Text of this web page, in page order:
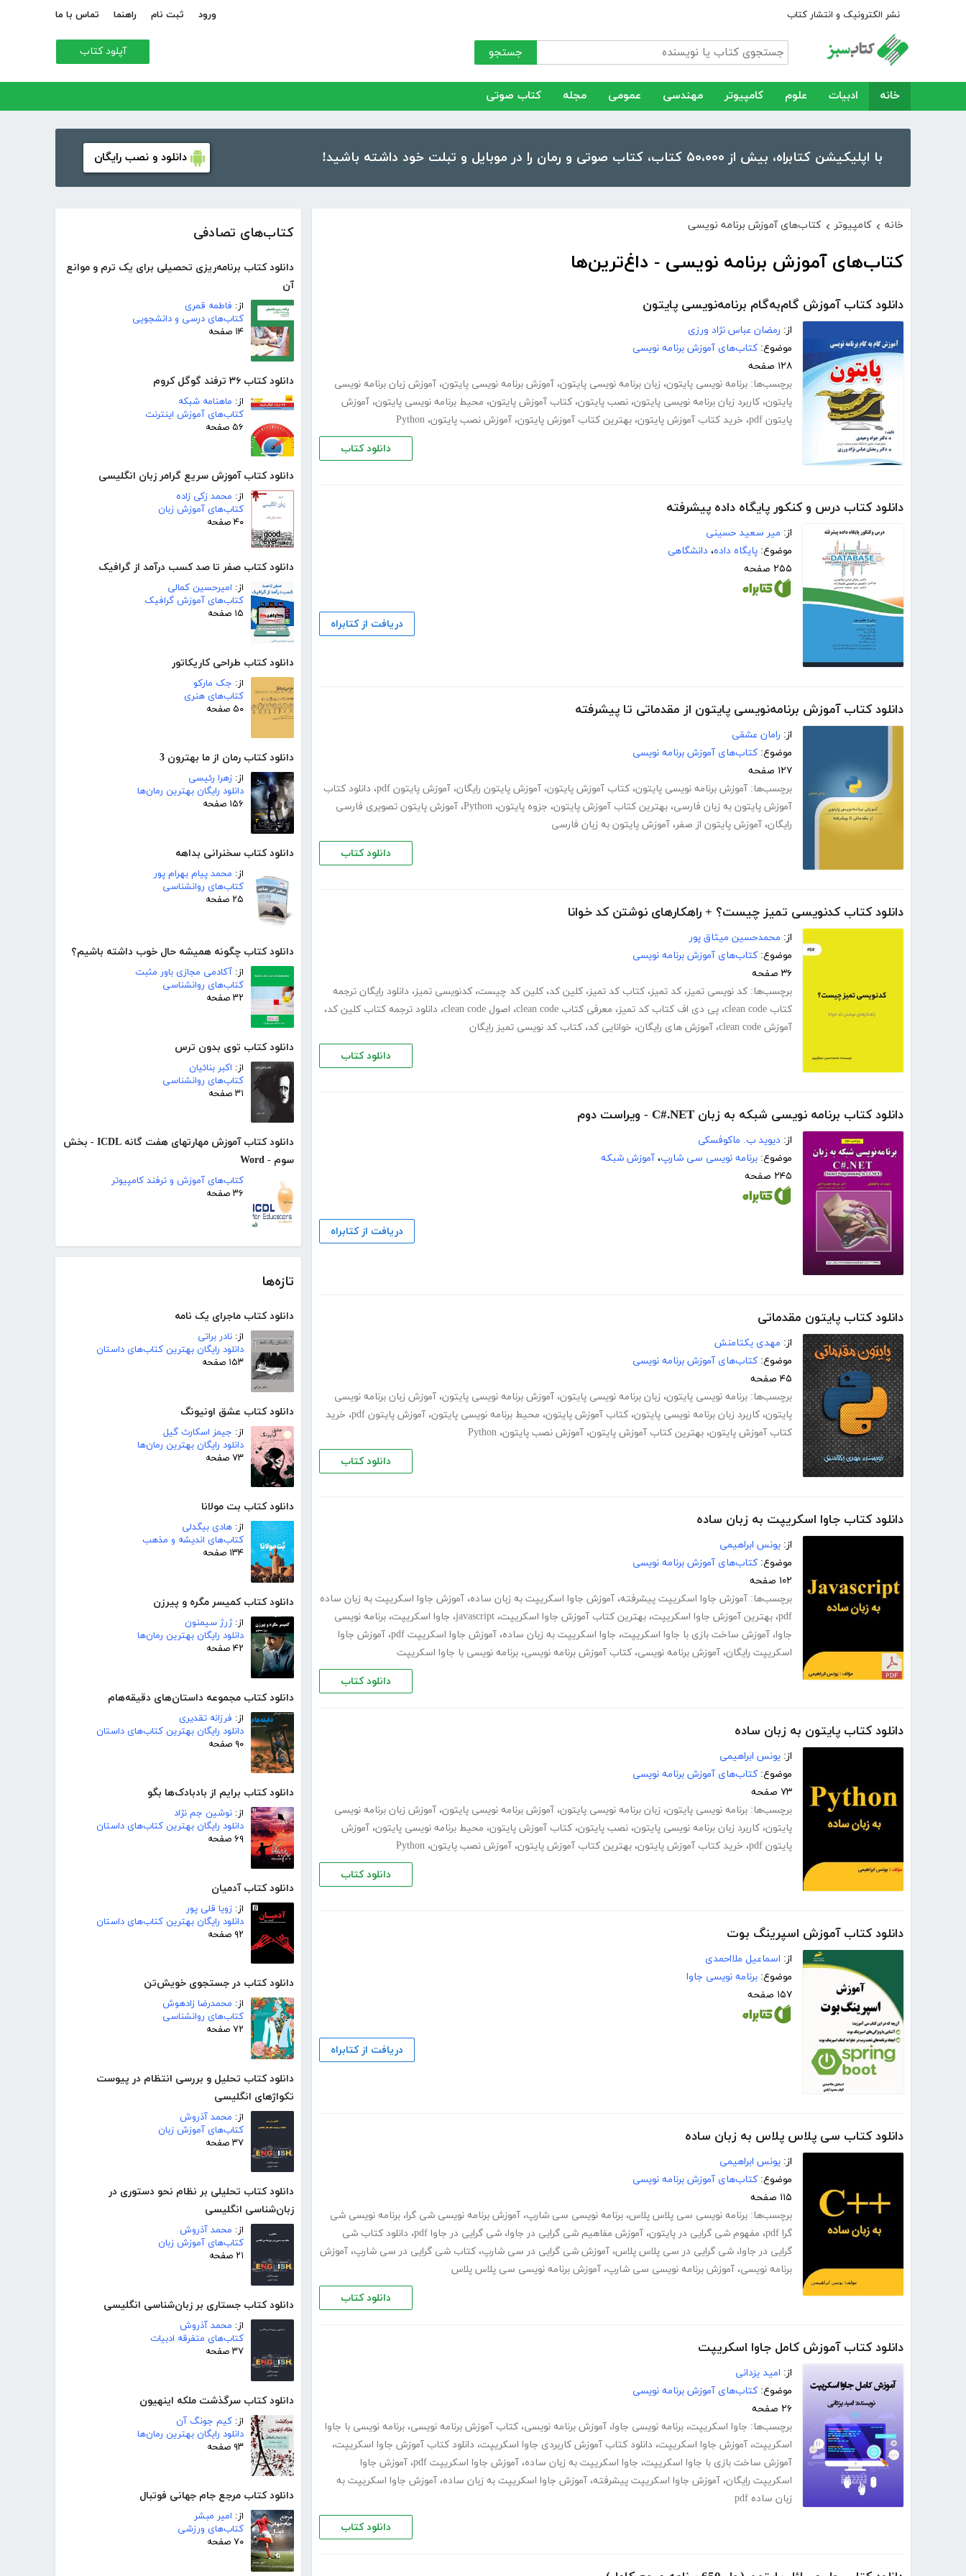
نشر الکترونیک و انتشار کتاب ورود ثبت نام راهنما تماس با ما
جستجو آپلود کتاب
خانه ادبیات علوم کامپیوتر مهندسی عمومی مجله کتاب صوتی
با اپلیکیشن کتابراه، بیش از ۵۰،۰۰۰ کتاب، کتاب صوتی و رمان را در موبایل و تبلت خود داشته باشید! دانلود و نصب رایگان
کتاب‌های تصادفی
دانلود کتاب برنامه‌ریزی تحصیلی برای یک ترم و موانع
آن
از: فاطمه قمری
کتاب‌های درسی و دانشجویی
۱۴ صفحه
دانلود کتاب ۳۶ ترفند گوگل کروم
از: ماهنامه شبکه
کتاب‌های آموزش اینترنت
۵۶ صفحه
دانلود کتاب آموزش سریع گرامر زبان انگلیسی
از: محمد زکی زاده
کتاب‌های آموزش زبان
۴۰ صفحه
دانلود کتاب صفر تا صد کسب درآمد از گرافیک
از: امیرحسین کمالی
کتاب‌های آموزش گرافیک
۱۵ صفحه
دانلود کتاب طراحی کاریکاتور
از: جک مارکو
کتاب‌های هنری
۵۰ صفحه
دانلود کتاب رمان از ما بهترون 3
از: زهرا رئیسی
دانلود رایگان بهترین رمان‌ها
۱۵۶ صفحه
دانلود کتاب سخنرانی بداهه
از: محمد پیام بهرام پور
کتاب‌های روانشناسی
۲۵ صفحه
دانلود کتاب چگونه همیشه حال خوب داشته باشیم؟
از: آکادمی مجازی باور مثبت
کتاب‌های روانشناسی
۳۲ صفحه
دانلود کتاب توی بدون ترس
از: اکبر بنائیان
کتاب‌های روانشناسی
۳۱ صفحه
دانلود کتاب آموزش مهارتهای هفت گانه ICDL - بخش
سوم - Word
کتاب‌های آموزش و ترفند کامپیوتر
۳۶ صفحه
تازه‌ها
دانلود کتاب ماجرای یک نامه
از: نادر براتی
دانلود رایگان بهترین کتاب‌های داستان
۱۵۳ صفحه
دانلود کتاب عشق اونیونگ
از: جیمز اسکارث گیل
دانلود رایگان بهترین رمان‌ها
۷۳ صفحه
دانلود کتاب بت مولانا
از: هادی بیگدلی
کتاب‌های اندیشه و مذهب
۱۳۴ صفحه
دانلود کتاب کمیسر مگره و پیرزن
از:ژرژ سیمنون
دانلود رایگان بهترین رمان‌ها
۴۲ صفحه
دانلود کتاب مجموعه داستان‌های دقیقه‌هام
از: فرزانه تقدیری
دانلود رایگان بهترین کتاب‌های داستان
۹۰ صفحه
دانلود کتاب برایم از بادبادک‌ها بگو
از: نوشین جم نژاد
دانلود رایگان بهترین کتاب‌های داستان
۶۹ صفحه
دانلود کتاب آدمیان
از: زویا قلی پور
دانلود رایگان بهترین کتاب‌های داستان
۹۲ صفحه
دانلود کتاب در جستجوی خویش‌تن
از: محمدرضا زادهوش
کتاب‌های روانشناسی
۷۲ صفحه
دانلود کتاب تحلیل و بررسی انتظام در پیوست
تکواژهای انگلیسی
از: محمد آذروش
کتاب‌های آموزش زبان
۳۷ صفحه
دانلود کتاب تحلیلی بر نظام نحو دستوری در
زبان‌شناسی انگلیسی
از: محمد آذروش
کتاب‌های آموزش زبان
۲۱ صفحه
دانلود کتاب جستاری بر زبان‌شناسی انگلیسی
از: محمد آذروش
کتاب‌های متفرقه ادبیات
۳۷ صفحه
دانلود کتاب سرگذشت ملکه اینهیون
از: کیم جونگ آن
دانلود رایگان بهترین رمان‌ها
۹۳ صفحه
دانلود کتاب مرجع جام جهانی فوتبال
از: امیر مبشر
کتاب‌های ورزشی
۷۰ صفحه
خانه › کامپیوتر › کتاب‌های آموزش برنامه نویسی
کتاب‌های آموزش برنامه نویسی - داغ‌ترین‌ها
دانلود کتاب آموزش گام‌به‌گام برنامه‌نویسی پایتون
از: رمضان عباس نژاد ورزی
موضوع: کتاب‌های آموزش برنامه نویسی
۱۲۸ صفحه
برچسب‌ها: برنامه نویسی پایتون، زبان برنامه نویسی پایتون، آموزش برنامه نویسی پایتون، آموزش زبان برنامه نویسی
پایتون، کاربرد زبان برنامه نویسی پایتون، نصب پایتون، کتاب آموزش پایتون، محیط برنامه نویسی پایتون، آموزش
پایتون pdf
، خرید کتاب آموزش پایتون، بهترین کتاب آموزش پایتون، آموزش نصب پایتون، Python
دانلود کتاب
دانلود کتاب درس و کنکور پایگاه داده پیشرفته
از: میر سعید حسینی
موضوع: پایگاه داده، دانشگاهی
۲۵۵ صفحه
دریافت از کتابراه
دانلود کتاب آموزش برنامه‌نویسی پایتون از مقدماتی تا پیشرفته
از: رامان عشقی
موضوع: کتاب‌های آموزش برنامه نویسی
۱۲۷ صفحه
برچسب‌ها: آموزش برنامه نویسی پایتون، کتاب آموزش پایتون، آموزش پایتون رایگان، آموزش پایتون pdf ، دانلود کتاب
آموزش پایتون به زبان فارسی، بهترین کتاب آموزش پایتون، جزوه پایتون، Python، آموزش پایتون تصویری فارسی
رایگان، آموزش پایتون از صفر، آموزش پایتون به زبان فارسی
دانلود کتاب
دانلود کتاب کدنویسی تمیز چیست؟ + راهکارهای نوشتن کد خوانا
از: محمدحسین میثاق پور
موضوع: کتاب‌های آموزش برنامه نویسی
۳۶ صفحه
برچسب‌ها: کد نویسی تمیز، کد تمیز، کتاب کد تمیز، کلین کد، کلین کد چیست، کدنویسی تمیز، دانلود رایگان ترجمه
کتاب clean code
، پی دی اف کتاب کد تمیز، معرفی کتاب clean code ، اصول clean code ، دانلود ترجمه کتاب کلین کد،
آموزش clean code
، آموزش های رایگان، خوانایی کد، کتاب کد نویسی تمیز رایگان
دانلود کتاب
دانلود کتاب برنامه نویسی شبکه به زبان C#.NET - ویراست دوم
از: دیوید ب. ماکوفسکی
موضوع: برنامه نویسی سی شارپ، آموزش شبکه
۲۴۵ صفحه
دریافت از کتابراه
دانلود کتاب پایتون مقدماتی
از: مهدی یکتامنش
موضوع: کتاب‌های آموزش برنامه نویسی
۴۵ صفحه
برچسب‌ها: برنامه نویسی پایتون، زبان برنامه نویسی پایتون، آموزش برنامه نویسی پایتون، آموزش زبان برنامه نویسی
پایتون، کاربرد زبان برنامه نویسی پایتون، کتاب آموزش پایتون، محیط برنامه نویسی پایتون، آموزش پایتون pdf ، خرید
کتاب آموزش پایتون، بهترین کتاب آموزش پایتون، آموزش نصب پایتون، Python
دانلود کتاب
دانلود کتاب جاوا اسکریپت به زبان ساده
از: یونس ابراهیمی
موضوع: کتاب‌های آموزش برنامه نویسی
۱۰۲ صفحه
برچسب‌ها: آموزش جاوا اسکریپت پیشرفته، آموزش جاوا اسکریپت به زبان ساده، آموزش جاوا اسکریپت به زبان ساده
pdf، بهترین آموزش جاوا اسکریپت، بهترین کتاب آموزش جاوا اسکریپت، javascript، جاوا اسکریپت، برنامه نویسی
جاوا، آموزش ساخت بازی با جاوا اسکریپت، جاوا اسکریپت به زبان ساده، آموزش جاوا اسکریپت pdf ، آموزش جاوا
اسکریپت رایگان، آموزش برنامه نویسی، کتاب آموزش برنامه نویسی، برنامه نویسی با جاوا اسکریپت
دانلود کتاب
دانلود کتاب پایتون به زبان ساده
از: یونس ابراهیمی
موضوع: کتاب‌های آموزش برنامه نویسی
۷۳ صفحه
برچسب‌ها: برنامه نویسی پایتون، زبان برنامه نویسی پایتون، آموزش برنامه نویسی پایتون، آموزش زبان برنامه نویسی
پایتون، کاربرد زبان برنامه نویسی پایتون، نصب پایتون، کتاب آموزش پایتون، محیط برنامه نویسی پایتون، آموزش
پایتون pdf
، خرید کتاب آموزش پایتون، بهترین کتاب آموزش پایتون، آموزش نصب پایتون، Python
دانلود کتاب
دانلود کتاب آموزش اسپرینگ بوت
از: اسماعیل ملااحمدی
موضوع: برنامه نویسی جاوا
۱۵۷ صفحه
دریافت از کتابراه
دانلود کتاب سی پلاس پلاس به زبان ساده
از: یونس ابراهیمی
موضوع: کتاب‌های آموزش برنامه نویسی
۱۱۵ صفحه
برچسب‌ها: برنامه نویسی سی پلاس پلاس، برنامه نویسی سی شارپ، آموزش برنامه نویسی شی گرا، برنامه نویسی شی
گرا pdf
، مفهوم شی گرایی در پایتون، آموزش مفاهیم شی گرایی در جاوا، شی گرایی در جاوا pdf ، دانلود کتاب شی
گرایی در جاوا، شی گرایی در سی پلاس پلاس، آموزش شی گرایی در سی شارپ، کتاب شی گرایی در سی شارپ، آموزش
برنامه نویسی، آموزش برنامه ­نویسی سی شارپ، آموزش برنامه نویسی سی پلاس پلاس
دانلود کتاب
دانلود کتاب آموزش کامل جاوا اسکریپت
از: امید یزدانی
موضوع: کتاب‌های آموزش برنامه نویسی
۲۶ صفحه
برچسب‌ها: جاوا اسکریپت، برنامه نویسی جاوا، آموزش برنامه نویسی، کتاب آموزش برنامه نویسی، برنامه نویسی با جاوا
اسکریپت، آموزش جاوا اسکریپت، دانلود کتاب آموزش کاربردی جاوا اسکریپت، دانلود کتاب آموزش جاوا اسکریپت،
آموزش ساخت بازی با جاوا اسکریپت، جاوا اسکریپت به زبان ساده، آموزش جاوا اسکریپت pdf ، آموزش جاوا
اسکریپت رایگان، آموزش جاوا اسکریپت پیشرفته، آموزش جاوا اسکریپت به زبان ساده، آموزش جاوا اسکریپت به
زبان ساده pdf
دانلود کتاب